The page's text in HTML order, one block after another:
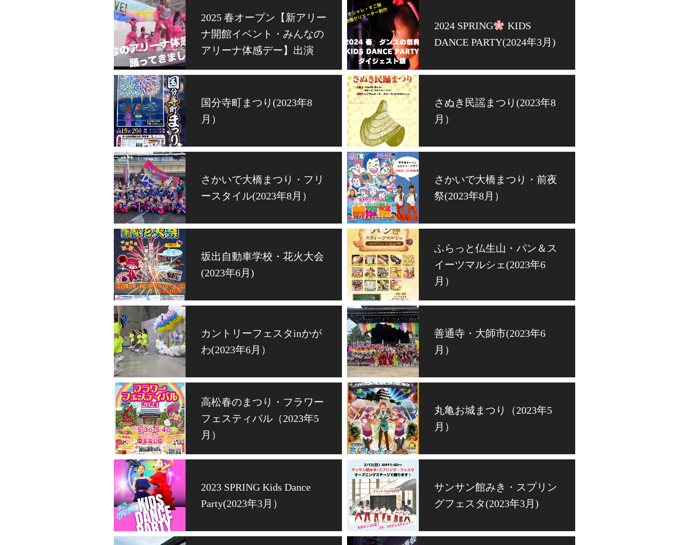
2025 春オープン【新アリー
ナ開館イベント・みんなの
アリーナ体感デー】出演
2024 SPRING
KIDS
DANCE PARTY(2024年3月)
国分寺町まつり(2023年8
月）
さぬき民謡まつり(2023年8
月）
さかいで大橋まつり・フリ
ースタイル(2023年8月）
さかいで大橋まつり・前夜
祭(2023年8月）
坂出自動車学校・花火大会
(2023年6月)
ふらっと仏生山・パン＆ス
イーツマルシェ(2023年6
月）
カントリーフェスタinかが
わ(2023年6月）
善通寺・大師市(2023年6
月）
高松春のまつり・フラワー
フェスティバル（2023年5
月）
丸亀お城まつり（2023年5
月）
2023 SPRING Kids Dance
Party(2023年3月）
サンサン館みき・スプリン
グフェスタ(2023年3月)